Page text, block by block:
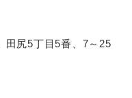
田尻5丁目5番、7～25